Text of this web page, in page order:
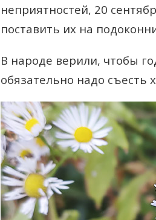
неприятностей, 20
поставить их на
В народе верили, чтобы
обязательно надо съесть